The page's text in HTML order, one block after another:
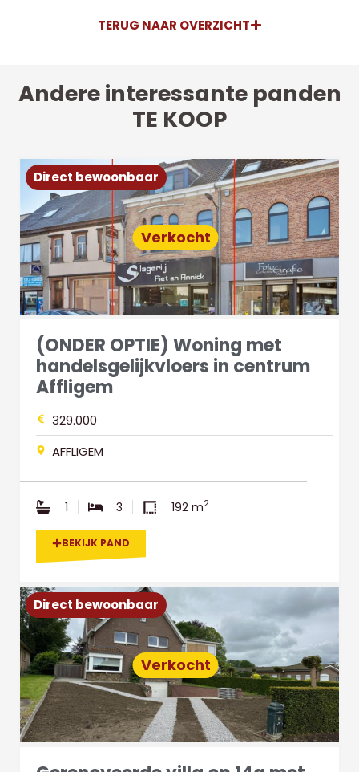
TERUG NAAR OVERZICHT
Andere interessante panden
TE KOOP
Direct bewoonbaar
Verkocht
(ONDER OPTIE) Woning met
handelsgelijkvloers in centrum
Affligem
329.000
AFFLIGEM
1 3 192 m2
BEKIJK PAND
Direct bewoonbaar
Verkocht